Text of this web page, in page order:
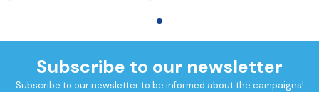
Subscribe to our newsletter
Subscribe to our newsletter to be informed about the campaigns!